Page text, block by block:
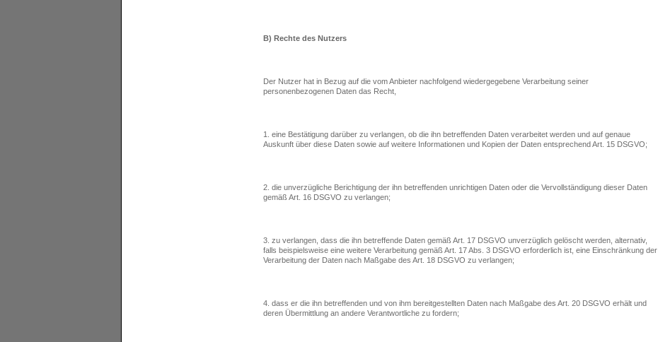
B) Rechte des Nutzers
Der Nutzer hat in Bezug auf die vom Anbieter nachfolgend wiedergegebene Verarbeitung seiner
personenbezogenen Daten das Recht,
1. eine Bestätigung darüber zu verlangen, ob die ihn betreffenden Daten verarbeitet werden und auf genaue
Auskunft über diese Daten sowie auf weitere Informationen und Kopien der Daten entsprechend Art. 15 DSGVO;
2. die unverzügliche Berichtigung der ihn betreffenden unrichtigen Daten oder die Vervollständigung dieser Daten
gemäß Art. 16 DSGVO zu verlangen;
3. zu verlangen, dass die ihn betreffende Daten gemäß Art. 17 DSGVO unverzüglich gelöscht werden, alternativ,
falls beispielsweise eine weitere Verarbeitung gemäß Art. 17 Abs. 3 DSGVO erforderlich ist, eine Einschränkung der
Verarbeitung der Daten nach Maßgabe des Art. 18 DSGVO zu verlangen;
4. dass er die ihn betreffenden und von ihm bereitgestellten Daten nach Maßgabe des Art. 20 DSGVO erhält und
deren Übermittlung an andere Verantwortliche zu fordern;